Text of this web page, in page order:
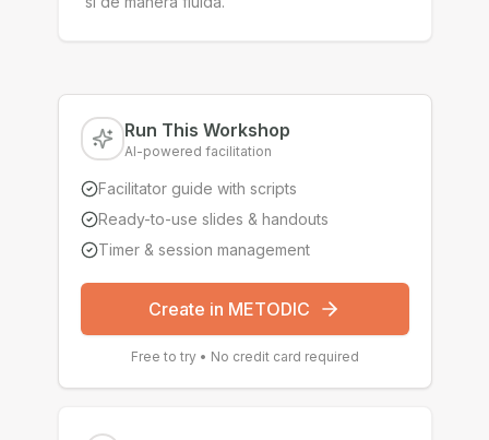
Run This Workshop
AI-powered facilitation
Facilitator guide with scripts
Ready-to-use slides & handouts
Timer & session management
Create in METODIC
Free to try • No credit card required